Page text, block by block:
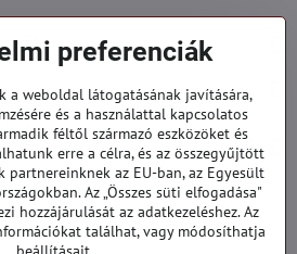
hod.
preferenciák
a weboldal látogatásának javítására,
és a használattal kapcsolatos
féltől származó eszközöket és
erre a célra, és az összegyűjtött
az EU-ban, az Egyesült
Az „Összes süti elfogadása"
hozzájárulását az adatkezeléshez. Az
találhat, vagy módosíthatja